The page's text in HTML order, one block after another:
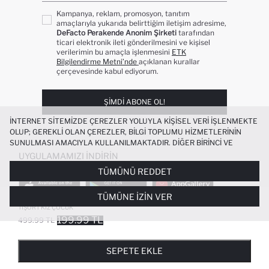
%100 PAMUK SUPER 1 TAKIM OVERSIZE
TIŞÖRT KIZ ÇOCUK
499.99 TL 199.99 TL
SEPETE EKLE
Kampanya, reklam, promosyon, tanıtım
amaçlarıyla yukarıda belirttiğim iletişim adresime,
DeFacto Perakende Anonim Şirketi tarafından
ticari elektronik ileti gönderilmesini ve kişisel
verilerimin bu amaçla işlenmesini ETK
Bilgilendirme Metni’nde açıklanan kurallar
çerçevesinde kabul ediyorum.
ŞIMDI ABONE OL!
UYGULAMAMIZI İNDIRIN
POPÜLER KATEGORILER
KADIN BEYAZ TIŞÖRT
İNTERNET SITEMIZDE ÇEREZLER YOLUYLA KIŞISEL VERI IŞLENMEKTE
OLUP; GEREKLI OLAN ÇEREZLER, BILGI TOPLUMU HIZMETLERININ
SUNULMASI AMACIYLA KULLANILMAKTADIR. DIĞER BIRINCI VE
ÜÇÜNCÜ TARAF ÇEREZLER ISE SIZE DAHA IYI BIR ALIŞVERIŞ
DENEYIMI SUNULABILMESI, SITEMIZIN DAHA IŞLEVSEL KILINMASI VE
KIŞISELLEŞTIRMESI VE AÇIK RIZA VERMENIZ HALINDE, SIZLERE
YÖNELIK PAZARLAMA FAALIYETLERININ YAPILMASI AMAÇLARIYLA
SINIRLI OLARAK KULLANILACAKTIR. ÇEREZLERE DAIR TERCIHLERINIZI
ÇEREZ TERCIHLERIPANELI ARACILIĞIYLA HER ZAMAN YÖNETEBILIR,
ÇEREZLERLE ILGILI DAHA DETAYLI BILGIYE
TÜMÜNÜ REDDET
TÜMÜNE İZIN VER